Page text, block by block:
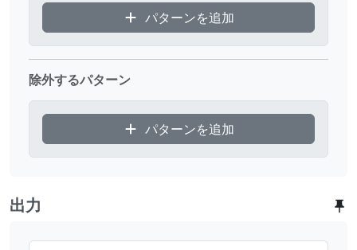
パターンを追加
除外するパターン
パターンを追加
出力